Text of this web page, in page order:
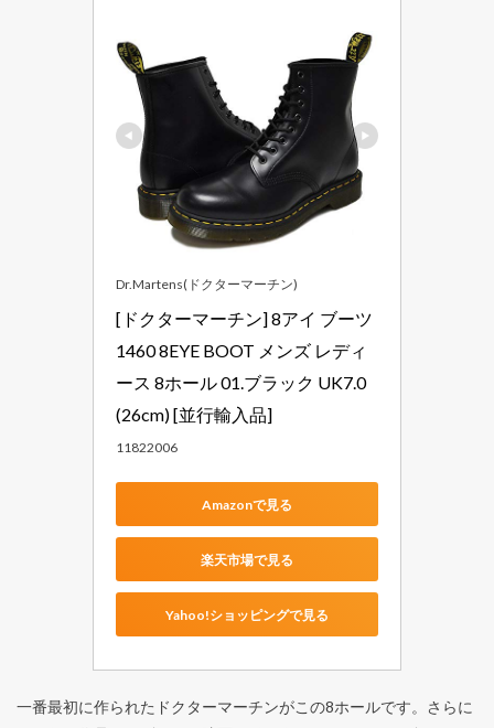
Dr.Martens(ドクターマーチン)
[ドクターマーチン] 8アイ ブーツ
1460 8EYE BOOT メンズ レディ
ース 8ホール 01.ブラック UK7.0
(26cm) [並行輸入品]
11822006
Amazonで見る
楽天市場で見る
Yahoo!ショッピングで見る
一番最初に作られたドクターマーチンがこの8ホールです。さらに